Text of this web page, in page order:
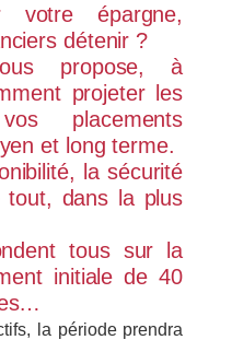
votre épargne,
détenir ?
propose, à
projeter les
placements
et long terme.
la sécurité
dans la plus
tous sur la
initiale de 40
la période prendra